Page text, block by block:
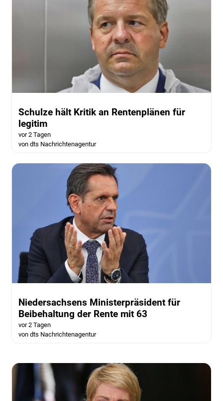
Schulze hält Kritik an Rentenplänen für
legitim
vor 2 Tagen
von dts Nachrichtenagentur
Niedersachsens Ministerpräsident für
Beibehaltung der Rente mit 63
vor 2 Tagen
von dts Nachrichtenagentur